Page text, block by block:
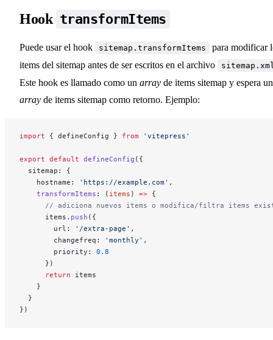
Conectando a un CMS
Modo MPA
Generación de Sitemap
Configuración y Referencia de la API
Hook transformItems
Puede usar el hook sitemap.transformItems
para modificar
items del sitemap antes de ser escritos en el archivo
Este hook es llamado como un array de items sitemap y espera un
array de items sitemap como retorno. Ejemplo:
import { defineConfig } from 'vitepress'
export default defineConfig ({
  sitemap: {
    hostname:
'https://example.com' ,
    transformItems
: ( items ) => {
// adiciona nuevos items o modifica/filtra items
      items.
push ({
        url:
'/extra-page' ,
        changefreq:
'monthly' ,
        priority:
0.8
      })
      return
items
    }
  }
})